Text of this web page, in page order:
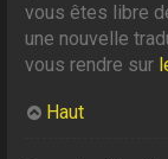
vous êtes libre
une nouvelle
vous rendre sur
Haut